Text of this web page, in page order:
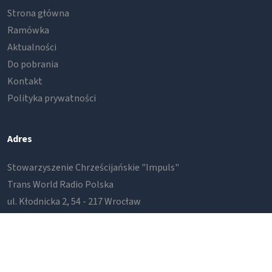
Strona główna
Ramówka
Aktualności
Do pobrania
Kontakt
Polityka prywatności
Adres
Stowarzyszenie Chrześcijańskie "Impuls"
Trans World Radio Polska
ul. Kłodnicka 2, 54 - 217 Wrocław